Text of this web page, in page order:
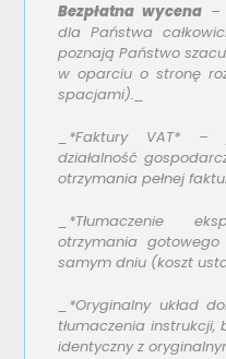
Bezpłatna wycena –
dla Państwa
poznają Państwo
w oparciu o stronę
spacjami)._
_*Faktury VAT* –
działalność
otrzymania pełnej
_*Tłumaczenie
otrzymania
samym dniu (koszt
_*Oryginalny układ
tłumaczenia instrukcji,
identyczny z